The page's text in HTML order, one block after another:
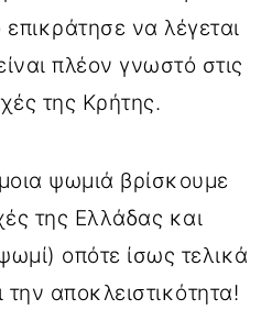
να λέγεται
πλέον γνωστό στις
της Κρήτης.
ψωμιά βρίσκουμε
της Ελλάδας και
οπότε ίσως τελικά
αποκλειστικότητα!